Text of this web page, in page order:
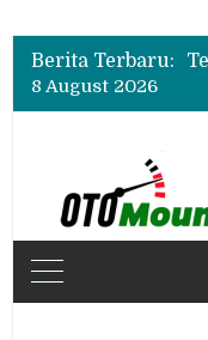
Berita Terbaru:
8 August 2026